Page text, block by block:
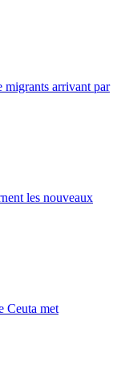
migrants arrivant par
les nouveaux
Ceuta met